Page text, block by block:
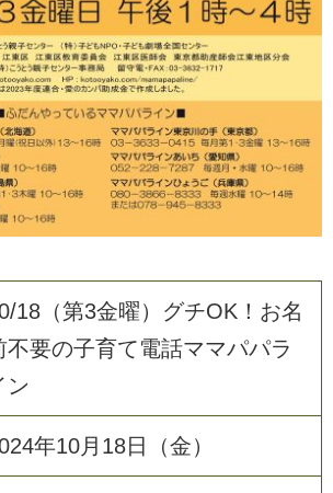
18（第3金曜）グチOK！お名
不要の子育て電話ママパパラ
ン
年10月18日（金）